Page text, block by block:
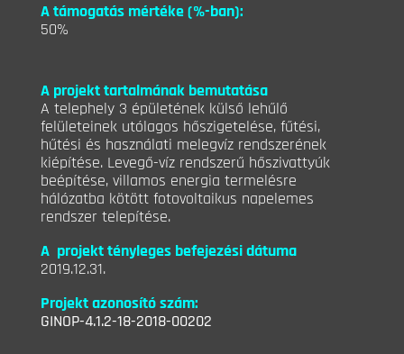
A támogatás mértéke (%-ban):
50%
A projekt tartalmának bemutatása
A telephely 3 épületének külső lehűlő
felületeinek utólagos hőszigetelése, fűtési,
hűtési és használati melegvíz rendszerének
kiépítése. Levegő-víz rendszerű hőszivattyúk
beépítése, villamos energia termelésre
hálózatba kötött fotovoltaikus napelemes
rendszer telepítése.
A projekt tényleges befejezési dátuma
2019.12.31.
Projekt azonosító szám:
GINOP-4.1.2-18-2018-00202